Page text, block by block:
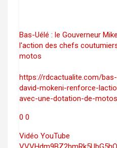
Bas-Uélé : le Gouverneur
l'action des chefs
motos
https://rdcactualite.com/
david-mokeni-renforce-
avec-une-dotation-de-
0 0
Vidéo YouTube